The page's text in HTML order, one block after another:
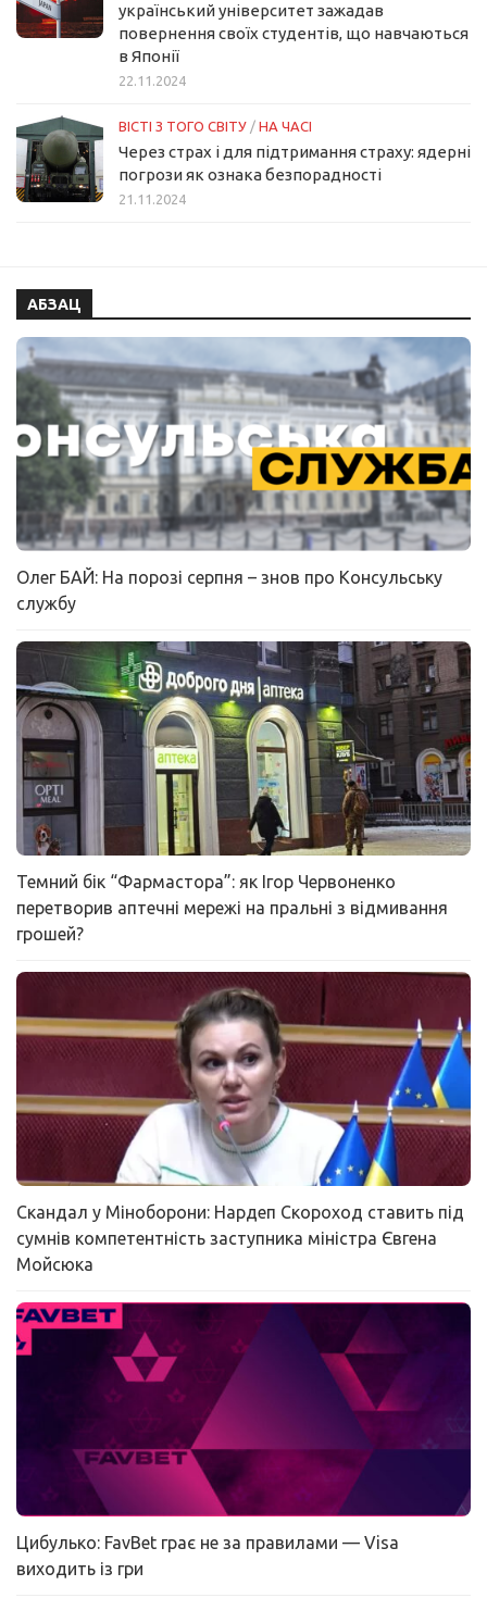
український університет зажадав
повернення своїх студентів, що навчаються
в Японії
22.11.2024
ВІСТІ З ТОГО СВІТУ / НА ЧАСІ
Через страх і для підтримання страху: ядерні
погрози як ознака безпорадності
21.11.2024
АБЗАЦ
Олег БАЙ: На порозі серпня – знов про Консульську
службу
Темний бік “Фармастора”: як Ігор Червоненко
перетворив аптечні мережі на пральні з відмивання
грошей?
Скандал у Міноборони: Нардеп Скороход ставить під
сумнів компетентність заступника міністра Євгена
Мойсюка
Цибулько: FavBet грає не за правилами — Visa
виходить із гри